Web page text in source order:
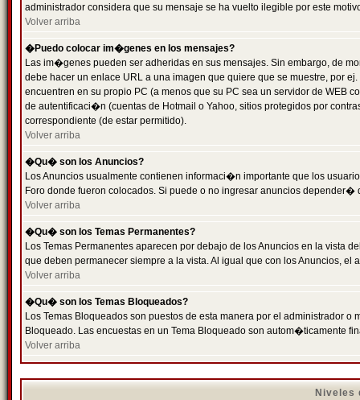
administrador considera que su mensaje se ha vuelto ilegible por este
Volver arriba
�Puedo colocar im�genes en los mensajes?
Las im�genes pueden ser adheridas en sus mensajes. Sin embargo, de
debe hacer un enlace URL a una imagen que quiere que se muestre, por
encuentren en su propio PC (a menos que su PC sea un servidor de
de autentificaci�n (cuentas de Hotmail o Yahoo, sitios protegidos por
correspondiente (de estar permitido).
Volver arriba
�Qu� son los Anuncios?
Los Anuncios usualmente contienen informaci�n importante que los
Foro donde fueron colocados. Si puede o no ingresar anuncios
Volver arriba
�Qu� son los Temas Permanentes?
Los Temas Permanentes aparecen por debajo de los Anuncios en la
que deben permanecer siempre a la vista. Al igual que con los Anuncios,
Volver arriba
�Qu� son los Temas Bloqueados?
Los Temas Bloqueados son puestos de esta manera por el administrador
Bloqueado. Las encuestas en un Tema Bloqueado son autom�ticamente
Volver arriba
Niveles